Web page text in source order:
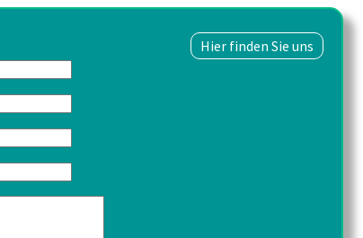
Hier finden Sie uns